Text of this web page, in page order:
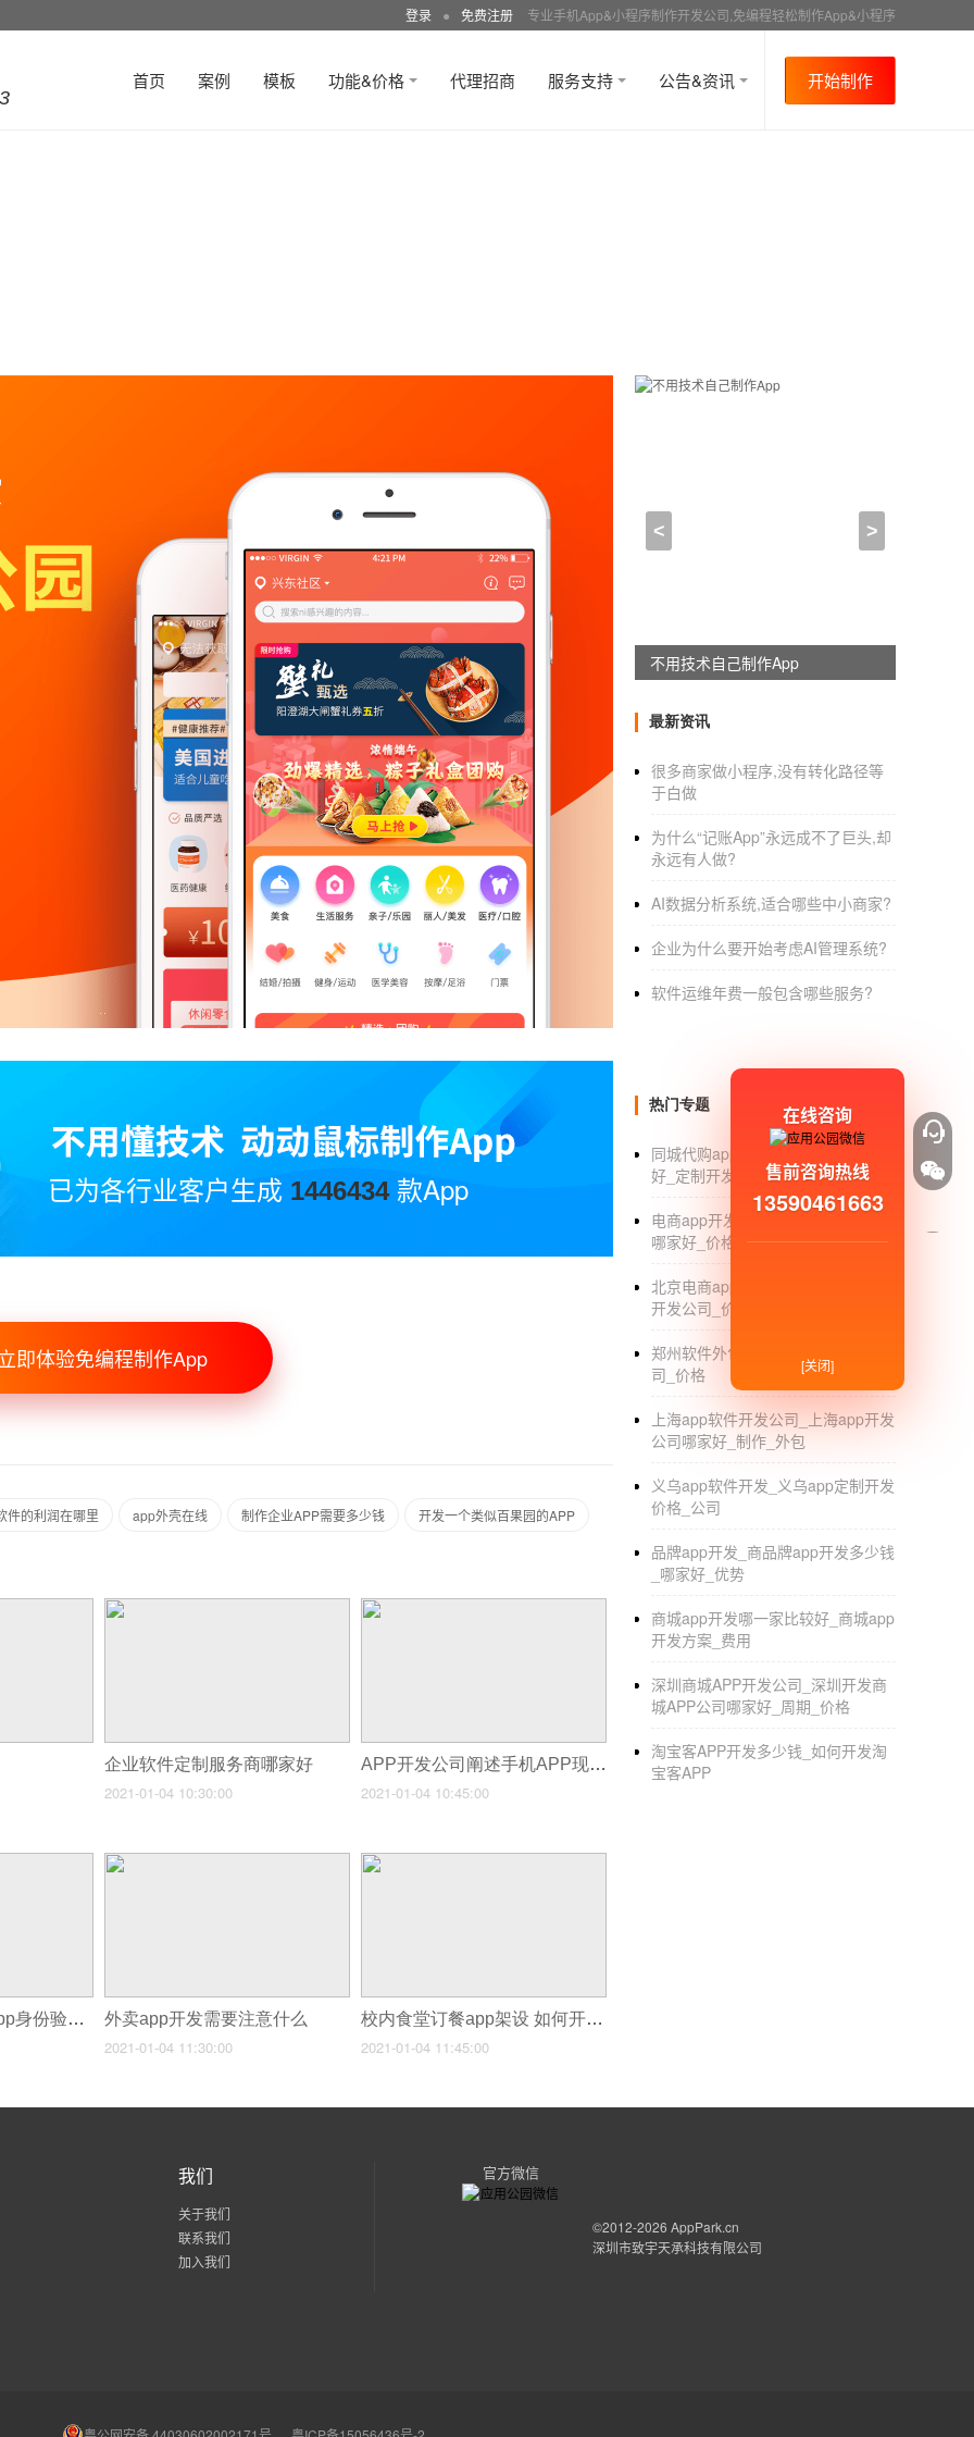
登录 ● 免费注册 专业手机App&小程序制作开发公司,免编程轻松制作App&小程序
首页 案例 模板 功能&价格 代理招商 服务支持 公告&资讯 开始制作
2022-11-02 00:00:00
小程序制作平台或公司，如何选择呢
1.看平台口碑，
口碑好信息。而且这些队伍都在不断提升自
们衡量的标准。光模板还不够，还是要看能
3.开发的收费会因收费、口碑等原因有所不
因再做选择，通过收费水平来判断这个平台好
4.看售后服务。毕竟小程序制作完成后，一
小程序开发1 微信小程序商城 怎么做
1.找准了小程序的位置，就是知道自己真正
程序服务商和产品类型的选择。如果要长期使
足只要小程序功能，同时有相应的客户案例可
2.焦点小程序核心功能。有的商家会说，我
多的产品更新，小程序行业覆盖面和功能丰
关注分销，拼团，秒杀及最新社区团购及其
3.小程序注册审核。个人/企业可以自己报名
是支付宝小程序小程序。任何个人和企业都
了。只要委托第三方服务商。从报名，开发
在行业数据报告中的排名；(2)百度搜索引擎
明，然后货比三家。在满足小程序功能要求
已为各行业客户生成 1446434款App
即体验免编程制作App
件的利润在哪里 app外壳在线 制作企业APP需要多少钱 开发一个类似百果园的APP
企业软件定制服务商哪家好
2021-01-04 10:30:00
APP开发公司阐述手机APP现状
2021-01-04 10:45:00
现有app获客方式 app身份验证开发 外卖app开发需要注意什么
2021-01-04 11:30:00
校内食堂订餐app架设 如何开发app的软件
2021-01-04 11:45:00
< >
不用技术自己制作App
最新资讯
很多商家做小程序,没有转化路径等
于白做
为什么“记账App”永远成不了巨头,却
永远有人做?
AI数据分析系统,适合哪些中小商家?
企业为什么要开始考虑AI管理系统?
软件运维年费一般包含哪些服务?
热门专题
同城代购app制作_同城代购app哪个
好_定制开发
电商app开发团队_电商app开发团队
哪家好_价格
北京电商app开发_北京电商移动app
开发公司_价格
郑州软件外包_郑州APP软件外包公
司_价格
上海app软件开发公司_上海app开发
公司哪家好_制作_外包
义乌app软件开发_义乌app定制开发
价格_公司
品牌app开发_商品牌app开发多少钱
_哪家好_优势
商城app开发哪一家比较好_商城app
开发方案_费用
深圳商城APP开发公司_深圳开发商
城APP公司哪家好_周期_价格
淘宝客APP开发多少钱_如何开发淘
宝客APP
我们
关于我们
联系我们
加入我们
官方微信
©2012-2026 AppPark.cn
深圳市致宇天承科技有限公司
在线咨询
售前咨询热线
13590461663
[关闭]